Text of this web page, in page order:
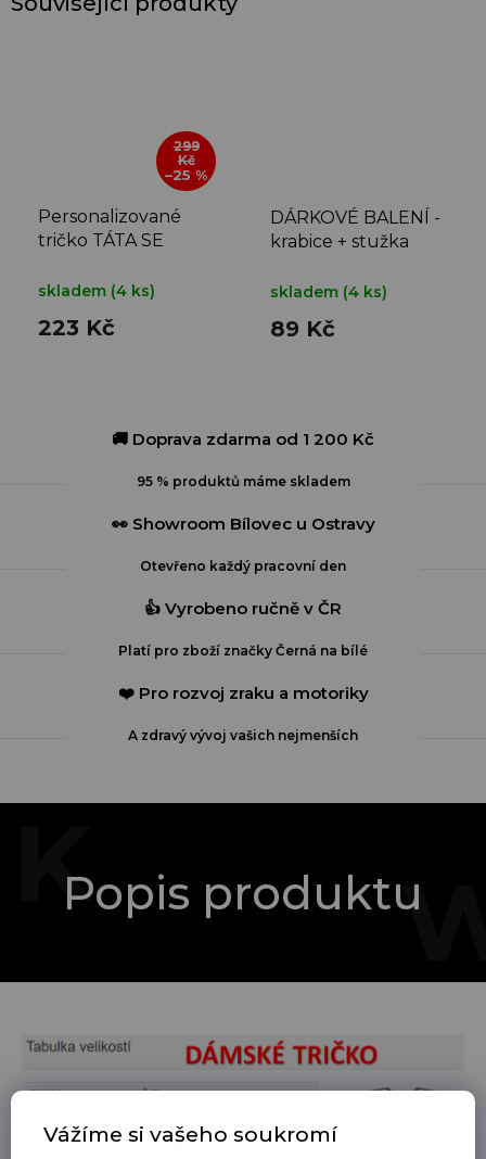
Vážíme si vašeho soukromí
299
Kč
–25 %
Personalizované
tričko TÁTA SE
skladem (4 ks)
223 Kč
DÁRKOVÉ BALENÍ -
krabice + stužka
skladem (4 ks)
89 Kč
🚚 Doprava zdarma od 1 200 Kč
95 % produktů máme skladem
👀 Showroom Bílovec u Ostravy
Otevřeno každý pracovní den
👍 Vyrobeno ručně v ČR
Platí pro zboží značky Černá na bílé
❤️ Pro rozvoj zraku a motoriky
A zdravý vývoj vašich nejmenších
Popis produktu